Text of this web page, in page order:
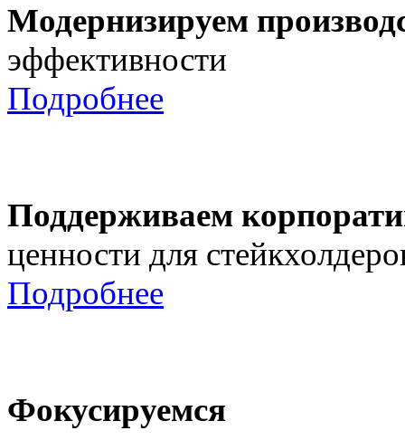
Модернизируем
эффективности
Подробнее
Поддерживаем
ценности для
Подробнее
Фокусируемся